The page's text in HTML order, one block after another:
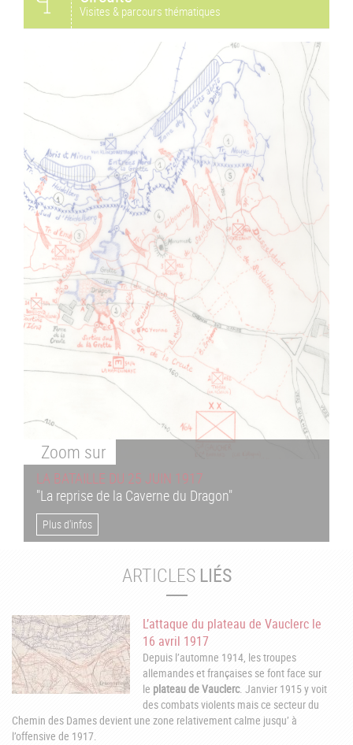
Visites & parcours thématiques
Zoom sur
LA BATAILLE DU 25 JUIN 1917
"La reprise de la Caverne du Dragon"
Plus d'infos
ARTICLES LIÉS
L’attaque du plateau de Vauclerc le
16 avril 1917
Depuis l’automne 1914, les troupes
allemandes et françaises se font face sur
le plateau de Vauclerc. Janvier 1915 y voit
des combats violents mais ce secteur du
Chemin des Dames devient une zone relativement calme jusqu’ à
l’offensive de 1917.